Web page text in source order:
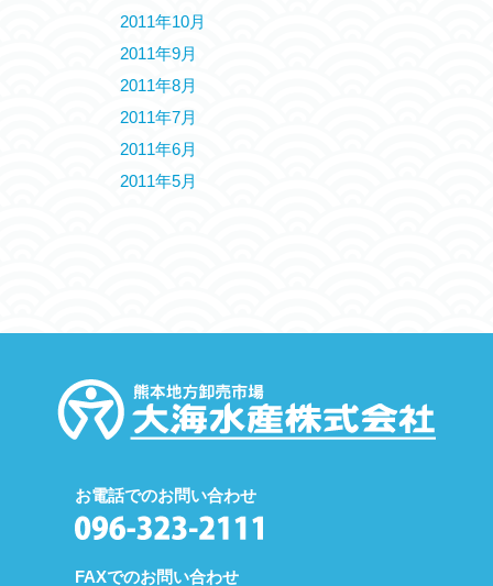
2011年10月
2011年9月
2011年8月
2011年7月
2011年6月
2011年5月
お電話でのお問い合わせ
FAXでのお問い合わせ